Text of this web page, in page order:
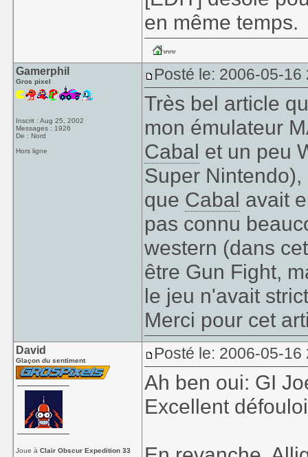
en même temps.
Gamerphil
Gros pixel
Inscrit : Aug 25, 2002
Messages : 1926
De : Nord
Hors ligne
Posté le: 2006-05-16
Très bel article
mon émulateur
Cabal et un peu
Super
que Cabal avait
pas connu
western (dans
être Gun Fight,
le jeu n'avait
Merci pour cet
David
Glaçon du sentiment
Joue àClair Obscur Expedition 33
Posté le: 2006-05-16
Ah ben oui: GI
Excellent